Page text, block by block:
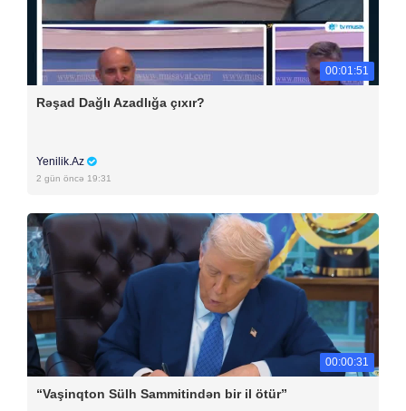
00:01:51
Rəşad Dağlı Azadlığa çıxır?
Yenilik.Az
2 gün öncə 19:31
00:00:31
“Vaşinqton Sülh Sammitindən bir il ötür”